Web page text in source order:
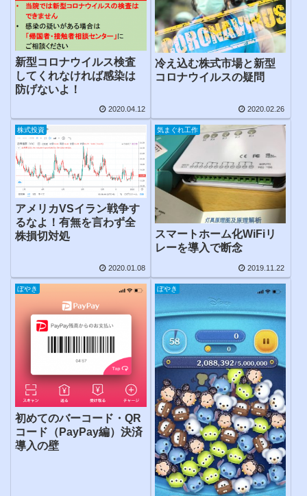
新型コロナウイルス検査
してくれなければ感染は
防げないよ！
2020.04.12
冷え込む株式市場と新型
コロナウイルスの疑問
2020.02.26
株式投資
アメリカVSイラン戦争す
るなよ！有無を言わず全
株損切対処
2020.01.08
気まぐれ工作
スマートホーム化WiFiリ
レーを導入で断念
2019.11.22
ぼやき
初めてのバーコード・QR
コード（PayPay編）決済
導入の壁
ぼやき